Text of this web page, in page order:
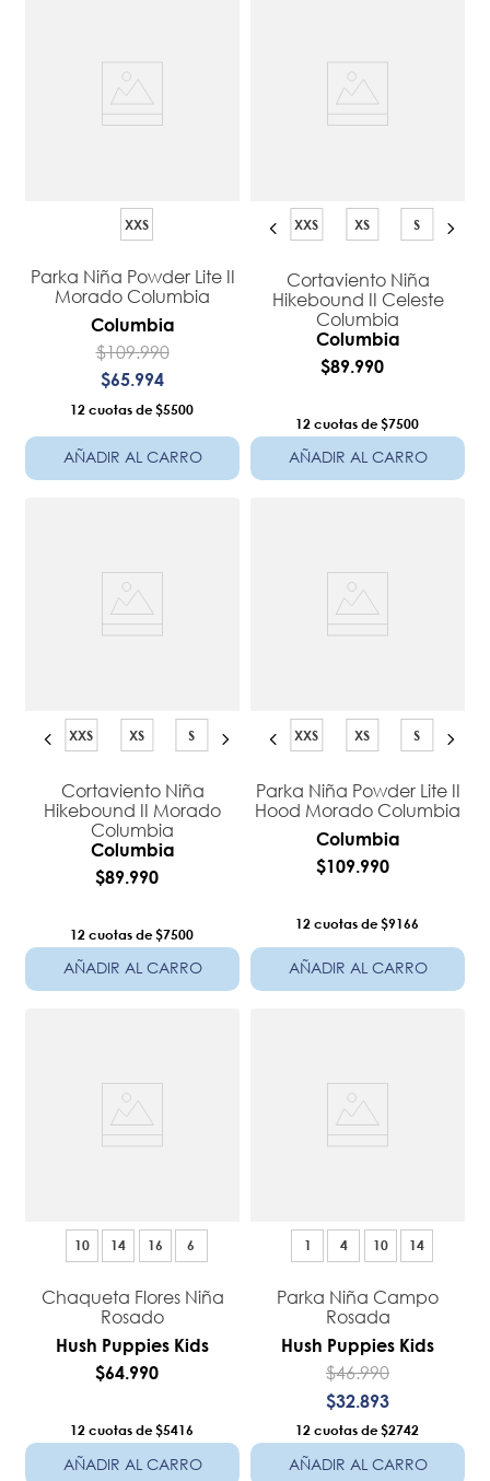
XXS
Parka Niña Powder Lite II
Morado Columbia
Columbia
$109.990
$65.994
12 $5500
AÑADIR AL CARRO
XXS XS S
Cortaviento Niña
Hikebound II Celeste
Columbia
Columbia
$89.990
12 $7500
AÑADIR AL CARRO
XXS XS S
Cortaviento Niña
Hikebound II Morado
Columbia
Columbia
$89 990
12 $7500
AÑADIR AL CARRO
XXS XS S
Parka Niña Powder Lite II
Hood Morado Columbia
Columbia
$109. 990
12 $9166
AÑADIR AL CARRO
10 14 16 6
Chaqueta Flores Niña
Rosado
Hush Puppies Kids
$64.990
12 $5416
AÑADIR AL CARRO
1 4 10 14
Parka Niña Campo
Rosada
Hush Puppies Kids
$46.990
$32.893
12 $2742
AÑADIR AL CARRO